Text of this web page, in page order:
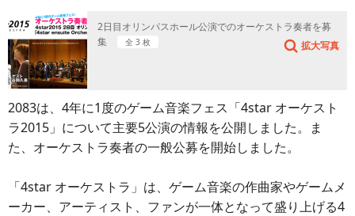
2日目オリンパスホール公演でのオーケストラ奏者を募
集
全 3 枚 拡大写真
2083は、4年に1度のゲーム音楽フェス「4star オーケスト
ラ2015」について主要5公演の情報を公開しました。ま
た、オーケストラ奏者の一般公募を開始しました。
「4star オーケストラ」は、ゲーム音楽の作曲家やゲームメ
ーカー、アーティスト、ファンが一体となって盛り上げる4